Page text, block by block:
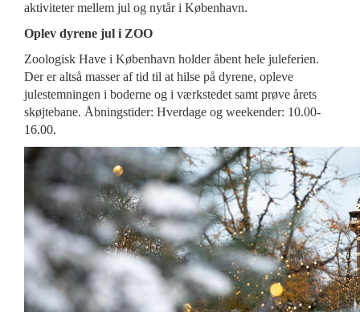
aktiviteter mellem jul og nytår i København.
Oplev dyrene jul i ZOO
Zoologisk Have i København holder åbent hele juleferien.
Der er altså masser af tid til at hilse på dyrene, opleve
julestemningen i boderne og i værkstedet samt prøve årets
skøjtebane. Åbningstider: Hverdage og weekender: 10.00-
16.00.